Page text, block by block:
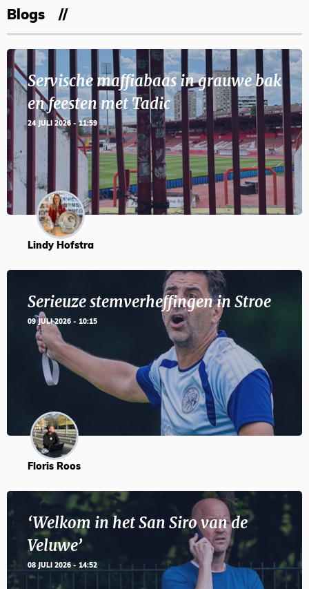
Blogs
Servische maffiabaas in grauwe bak
en feesten met Tadic
24 JULI 2026 - 11:59
Lindy Hofstra
Serieuze stemverheffingen in Stroe
09 JULI 2026 - 10:15
Floris Roos
‘Welkom in het San Siro van de
Veluwe’
08 JULI 2026 - 14:52